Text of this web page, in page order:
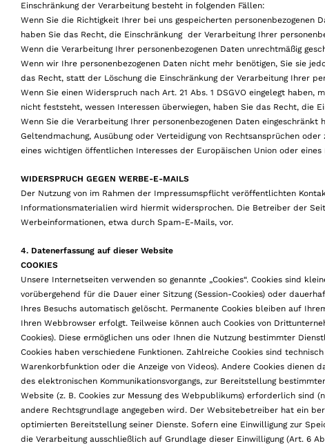
Einschränkung der Verarbeitung besteht in folgenden Fällen:
Wenn Sie die Richtigkeit Ihrer bei uns gespeicherten
haben Sie das Recht, die Einschränkung der Verarbeitung Ihrer
Wenn die Verarbeitung Ihrer personenbezogenen Daten unrechtmäßig
Wenn wir Ihre personenbezogenen Daten nicht mehr benötigen, Sie sie
das Recht, statt der Löschung die Einschränkung der Verarbeitung Ihrer
Wenn Sie einen Widerspruch nach Art. 21 Abs. 1 DSGVO eingelegt
nicht feststeht, wessen Interessen überwiegen, haben Sie das Recht, die
Wenn Sie die Verarbeitung Ihrer personenbezogenen Daten
Geltendmachung, Ausübung oder Verteidigung von Rechtsansprüchen
eines wichtigen öffentlichen Interesses der Europäischen Union oder
WIDERSPRUCH GEGEN WERBE-E-MAILS
Der Nutzung von im Rahmen der Impressumspflicht veröffentlichten
Informationsmaterialien wird hiermit widersprochen. Die Betreiber der
Werbeinformationen, etwa durch Spam-E-Mails, vor.
4. Datenerfassung auf dieser Website
COOKIES
Unsere Internetseiten verwenden so genannte „Cookies“. Cookies sind
vorübergehend für die Dauer einer Sitzung (Session-Cookies) oder
Ihres Besuchs automatisch gelöscht. Permanente Cookies bleiben auf
Ihren Webbrowser erfolgt. Teilweise können auch Cookies von
Cookies). Diese ermöglichen uns oder Ihnen die Nutzung bestimmter
Cookies haben verschiedene Funktionen. Zahlreiche Cookies sind
Warenkorbfunktion oder die Anzeige von Videos). Andere Cookies dienen
des elektronischen Kommunikationsvorgangs, zur Bereitstellung
Website (z. B. Cookies zur Messung des Webpublikums) erforderlich sind
andere Rechtsgrundlage angegeben wird. Der Websitebetreiber hat ein
optimierten Bereitstellung seiner Dienste. Sofern eine Einwilligung zur
die Verarbeitung ausschließlich auf Grundlage dieser Einwilligung (Art. 6